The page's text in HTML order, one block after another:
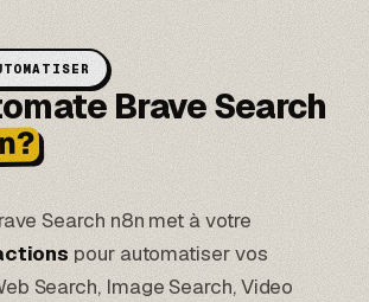
Brave Search
Search n8n met à votre
pour automatiser vos
Search, Image Search, Video